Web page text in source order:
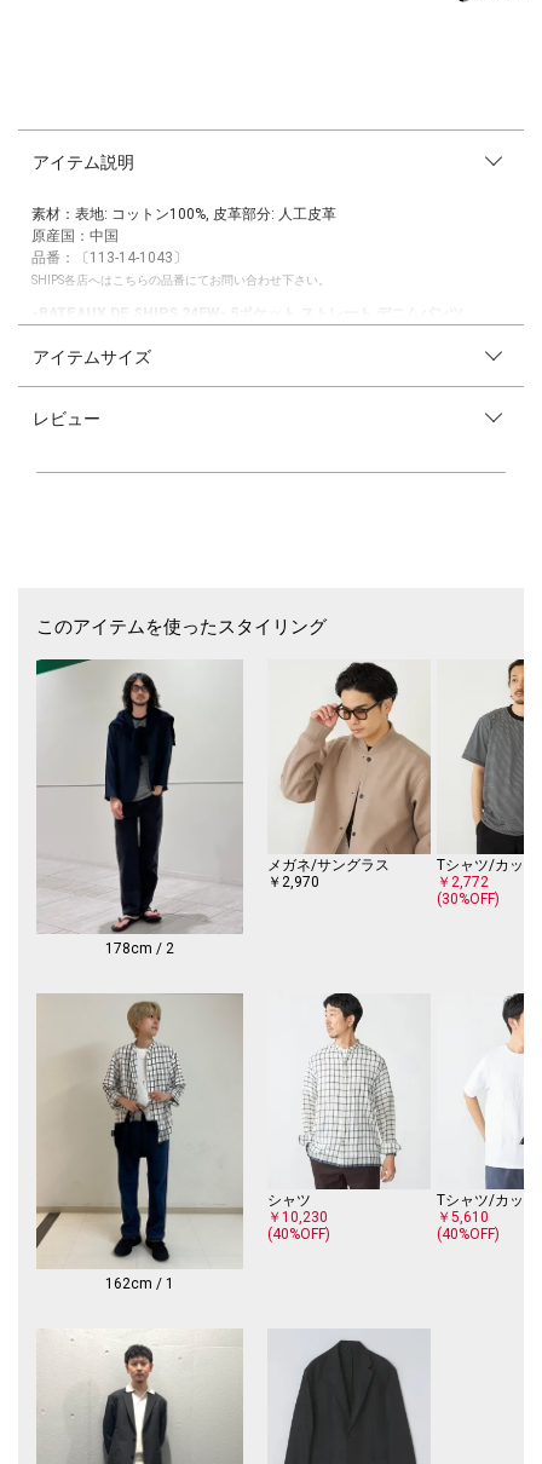
アイテム説明
素材：表地: コットン100%, 皮革部分: 人工皮革
原産国：中国
品番：〔113-14-1043〕
SHIPS各店へはこちらの品番にてお問い合わせ下さい。
【素材特性】
に仕上がっています。
ランスのシルエットで穿いていただけます。
【BATEAUX DE SHIPS】(バトー ドゥ シップス)
FRENCH・ELEGANCE・CHEAP CHIC・CONTRASTをキーワードとしたSHI
PSカジュアルの新ライン。
SHIPSを語る上で欠かせない“フレンチ カジュアル”をオリジナルで表現。
クオリティとデザイン性を併せ持った、SHIPS流大人の上品な新しいスタ
イル。
【注意事項】
※末永く愛用頂く為に、アテンションタグ・洗濯ネームを必ずご確認の
上、着用又はお取り扱いください。
※撮影環境による光の当たり具合やパソコン・スマートフォンなどの閲覧
環境によって、実際の色味と異なって見える場合があります。
※画像の商品はサンプルです。
実際の商品と仕様、加工、サイズが若干異なる場合がございます。
アイテムサイズ
レビュー
このアイテムを使ったスタイリング
178cm / 2
メガネ/サングラス
￥2,970
Tシャツ/カット
￥2,772
(30%OFF)
162cm / 1
シャツ
￥10,230
(40%OFF)
Tシャツ/カット
￥5,610
(40%OFF)